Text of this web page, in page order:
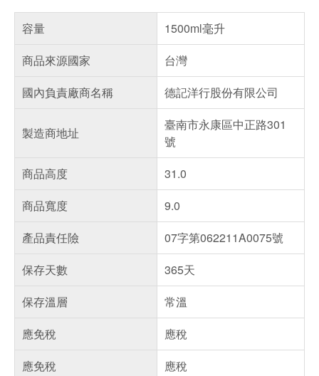
容量
1500ml毫升
商品來源國家
台灣
國內負責廠商名稱
德記洋行股份有限公司
製造商地址
臺南市永康區中正路301
號
商品高度
31.0
商品寬度
9.0
產品責任險
07字第062211A0075號
保存天數
365天
保存溫層
常溫
應免稅
應稅
應免稅
應稅